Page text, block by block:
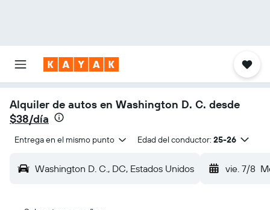
Alquiler de autos en Washington D. C. desde
$38/día
Entrega en el mismo punto Edad del conductor: 25-26
Washington D. C., DC, Estados Unidos vie. 7/8